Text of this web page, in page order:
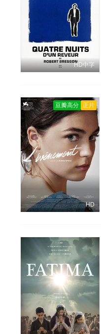
HD中字
豆瓣高分 正片
HD